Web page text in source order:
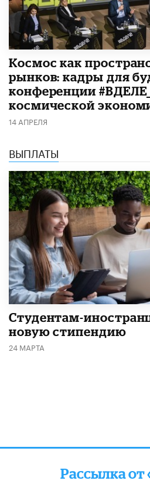
Космос как
рынков: кадры для
конференции
космической
14 АПРЕЛЯ
ВЫПЛАТЫ
Студентам-
новую стипендию
24 МАРТА
Рассылка от